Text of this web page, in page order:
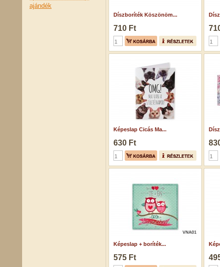
ajándék
Díszboríték Köszönöm...
710 Ft
Képeslap Cicás Ma...
630 Ft
Képeslap + boríték...
575 Ft